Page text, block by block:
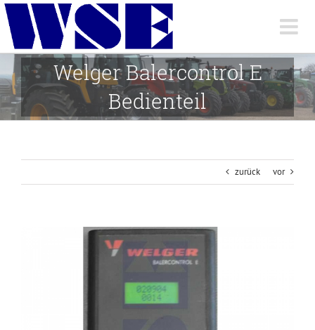
Skip
content
Welger Balercontrol E
Bedienteil
zurück vor